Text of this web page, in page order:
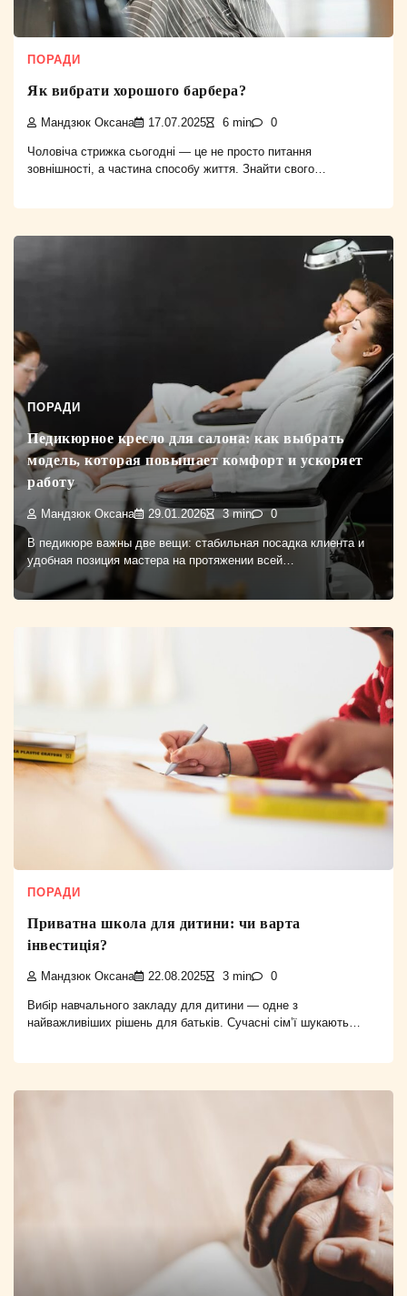
ПОРАДИ
Як вибрати хорошого барбера?
Мандзюк Оксана 17.07.2025 6 min 0
Чоловіча стрижка сьогодні — це не просто питання
зовнішності, а частина способу життя. Знайти свого…
ПОРАДИ
Педикюрное кресло для салона: как выбрать
модель, которая повышает комфорт и ускоряет
работу
Мандзюк Оксана 29.01.2026 3 min 0
В педикюре важны две вещи: стабильная посадка клиента и
удобная позиция мастера на протяжении всей…
ПОРАДИ
Приватна школа для дитини: чи варта
інвестиція?
Мандзюк Оксана 22.08.2025 3 min 0
Вибір навчального закладу для дитини — одне з
найважливіших рішень для батьків. Сучасні сім’ї шукають…